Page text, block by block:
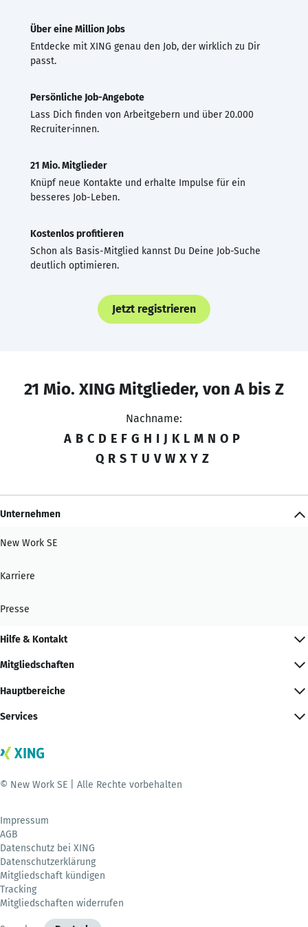
Über eine Million Jobs
Entdecke mit XING genau den Job, der wirklich zu Dir
passt.
Persönliche Job-Angebote
Lass Dich finden von Arbeitgebern und über 20.000
Recruiter·innen.
21 Mio. Mitglieder
Knüpf neue Kontakte und erhalte Impulse für ein
besseres Job-Leben.
Kostenlos profitieren
Schon als Basis-Mitglied kannst Du Deine Job-Suche
deutlich optimieren.
Jetzt registrieren
21 Mio. XING Mitglieder, von A bis Z
Nachname:
A B C D E F G H I J K L M N O P
Q R S T U V W X Y Z
Unternehmen
New Work SE
Karriere
Presse
Hilfe & Kontakt
Mitgliedschaften
Hauptbereiche
Services
© New Work SE | Alle Rechte vorbehalten
Impressum
AGB
Datenschutz bei XING
Datenschutzerklärung
Mitgliedschaft kündigen
Tracking
Mitgliedschaften widerrufen